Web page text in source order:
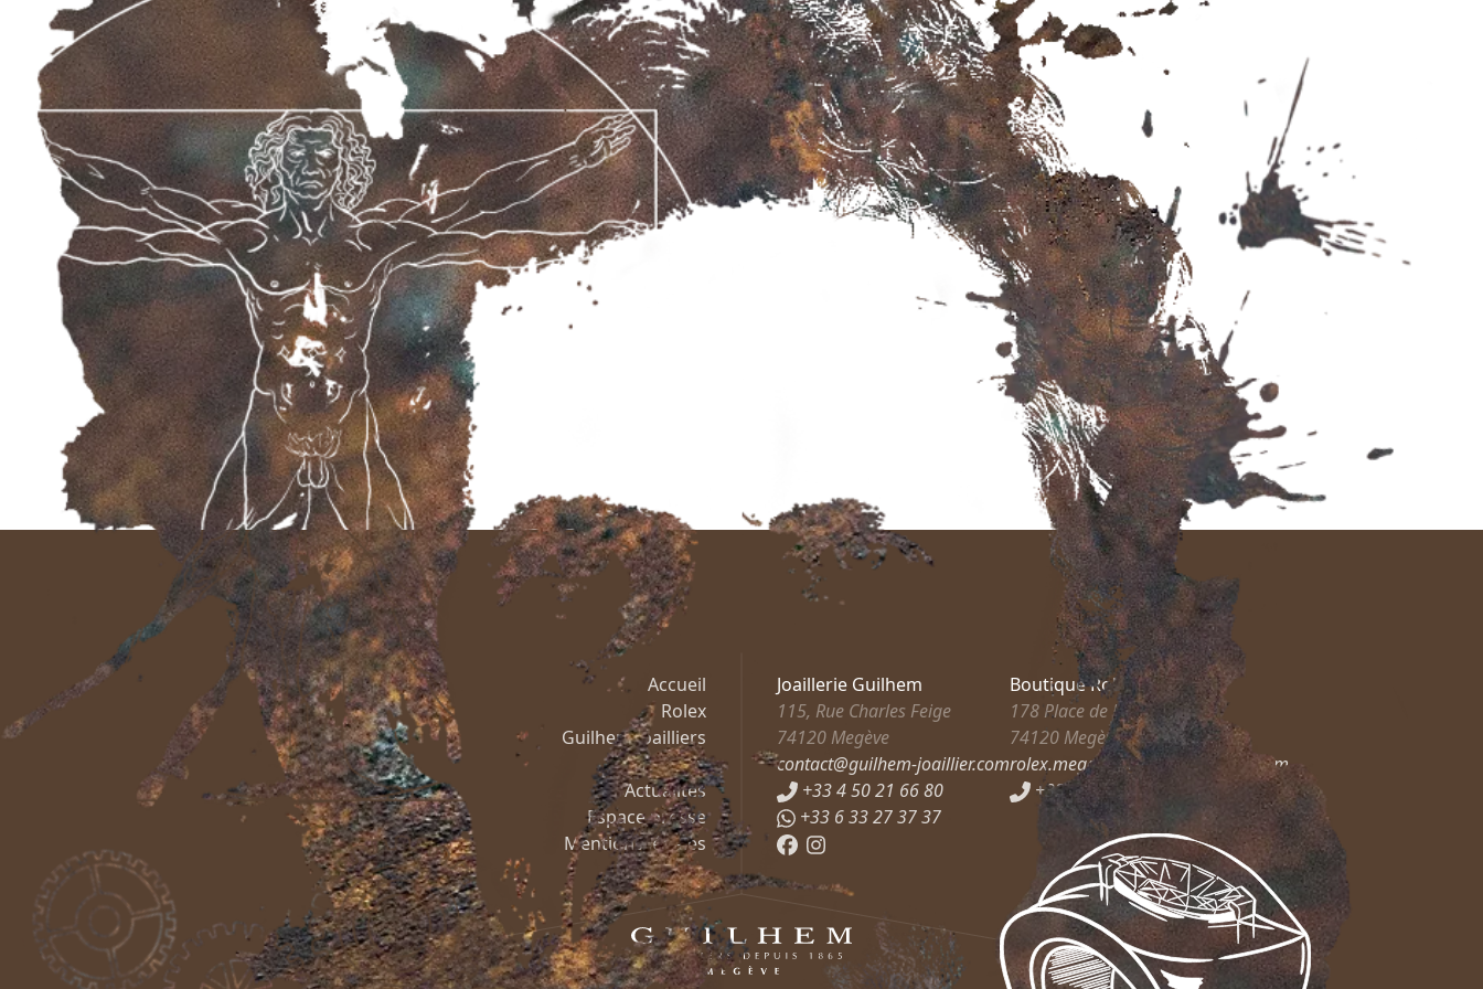
Accueil
Rolex
Guilhem Joailliers
Mashandy
Actualités
Espace presse
Mentions légales
Joaillerie Guilhem
115, Rue Charles Feige
74120 Megève
contact@guilhem-joaillier.com
+33 4 50 21 66 80
+33 6 33 27 37 37
Boutique Rolex
178 Place de l’Église
74120 Megève
rolex.megeve@guilhem-joaillier.com
+33 6 83 35 54 38